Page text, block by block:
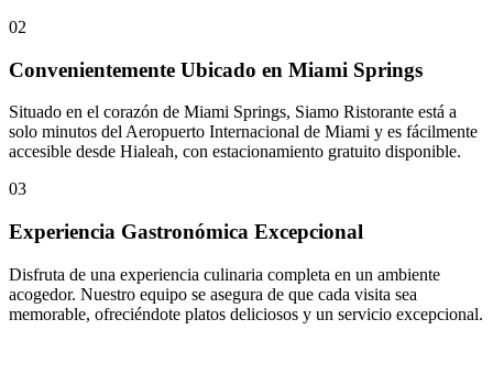
02
Convenientemente Ubicado en Miami Springs
Situado en el corazón de Miami Springs, Siamo Ristorante está a
solo minutos del Aeropuerto Internacional de Miami y es fácilmente
accesible desde Hialeah, con estacionamiento gratuito disponible.
03
Experiencia Gastronómica Excepcional
Disfruta de una experiencia culinaria completa en un ambiente
acogedor. Nuestro equipo se asegura de que cada visita sea
memorable, ofreciéndote platos deliciosos y un servicio excepcional.